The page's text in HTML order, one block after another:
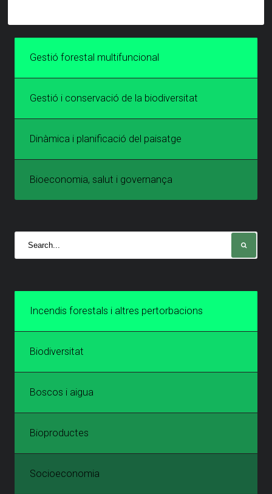
Gestió forestal multifuncional
Gestió i conservació de la biodiversitat
Dinàmica i planificació del paisatge
Bioeconomia, salut i governança
Incendis forestals i altres pertorbacions
Biodiversitat
Boscos i aigua
Bioproductes
Socioeconomia